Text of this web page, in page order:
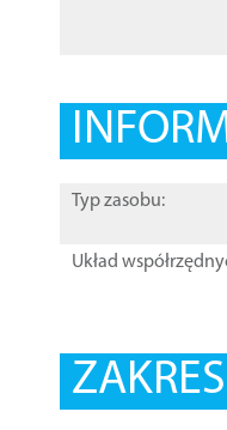
Typ zasobu:
Układ